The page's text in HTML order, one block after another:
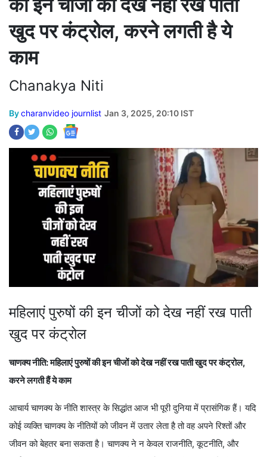
खुद पर कंट्रोल, करने लगती है ये
काम
Chanakya Niti
Bycharanvideo journlist Jan 3, 2025, 20:10 IST
महिलाएं पुरुषों की इन चीजों को देख नहीं रख पाती
खुद पर कंट्रोल
चाणक्य नीति: महिलाएं पुरुषों की इन चीजों को देख नहीं रख पाती खुद पर कंट्रोल,
करने लगती हैं ये काम
आचार्य चाणक्य के नीति शास्त्र के सिद्धांत आज भी पूरी दुनिया में प्रासंगिक हैं। यदि
कोई व्यक्ति चाणक्य के नीतियों को जीवन में उतार लेता है तो वह अपने रिश्तों और
जीवन को बेहतर बना सकता है। चाणक्य ने न केवल राजनीति, कूटनीति, और